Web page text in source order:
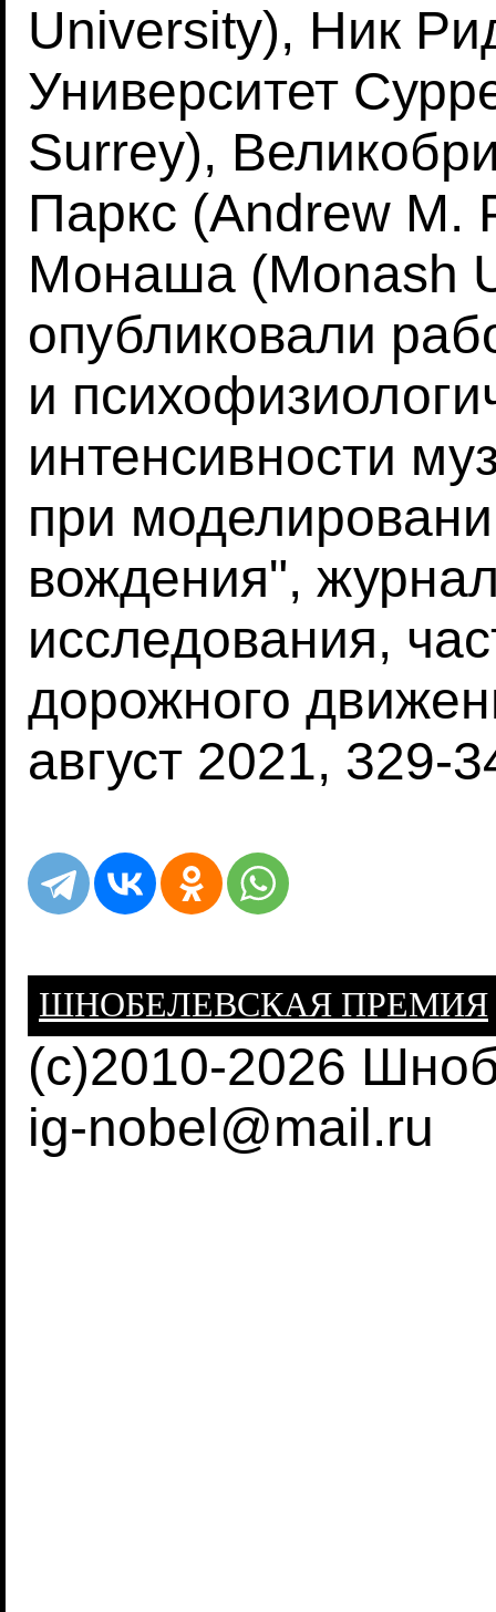
University), Ник
Университет
Surrey),
Паркс (Andrew M.
Монаша (Monash
опубликовали
и
интенсивности
при
вождения",
исследования,
дорожного
август 2021, 329-
ШНОБЕЛЕВСКАЯ ПРЕМИЯ
(c)2010-2026
ig-nobel@mail.ru